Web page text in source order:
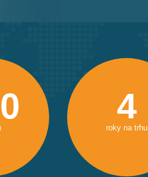
4
roky na trhu